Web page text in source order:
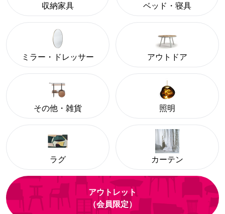
収納家具 ベッド・寝具
ミラー・ドレッサー アウトドア
その他・雑貨 照明
ラグ カーテン
アウトレット
（会員限定）